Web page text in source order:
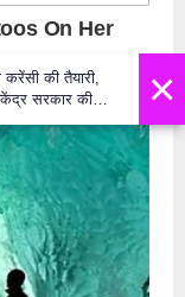
×
की तैयारी,
केंद्र सरकार की
- Daily Lok
U